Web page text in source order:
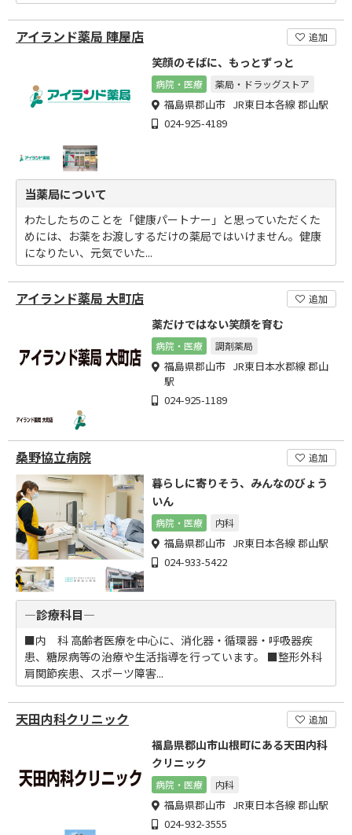
アイランド薬局 陣屋店 追加
笑顔のそばに、もっとずっと
病院・医療 薬局・ドラッグストア
福島県郡山市 JR東日本各線 郡山駅
024-925-4189
当薬局について
わたしたちのことを「健康パートナー」と思っていただくた
めには、お薬をお渡しするだけの薬局ではいけません。健康
になりたい、元気でいた...
アイランド薬局 大町店 追加
薬だけではない笑顔を育む
病院・医療 調剤薬局
福島県郡山市 JR東日本水郡線 郡山
駅
024-925-1189
桑野協立病院 追加
暮らしに寄りそう、みんなのびょう
いん
病院・医療 内科
福島県郡山市 JR東日本各線 郡山駅
024-933-5422
―診療科目―
■内 科 高齢者医療を中心に、消化器・循環器・呼吸器疾
患、糖尿病等の治療や生活指導を行っています。 ■整形外科
肩関節疾患、スポーツ障害...
天田内科クリニック 追加
福島県郡山市山根町にある天田内科
クリニック
病院・医療 内科
福島県郡山市 JR東日本各線 郡山駅
024-932-3555